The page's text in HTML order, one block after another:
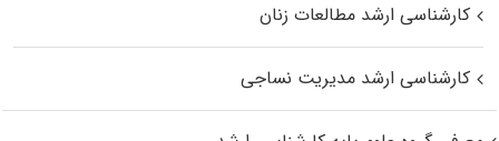
کارشناسی ارشد مطالعات زنان
کارشناسی ارشد مدیریت نساجی